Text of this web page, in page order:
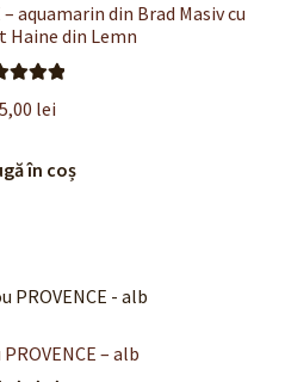
aquamarin din Brad Masiv cu
Haine din Lemn
lei
în coș
– alb